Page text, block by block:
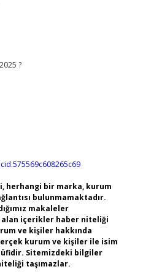
?
herhangi bir marka, kurum
bulunmamaktadır.
makaleler
alan içerikler haber niteliği
ve kişiler hakkında
kurum ve kişiler ile isim
Sitemizdeki bilgiler
taşımazlar.